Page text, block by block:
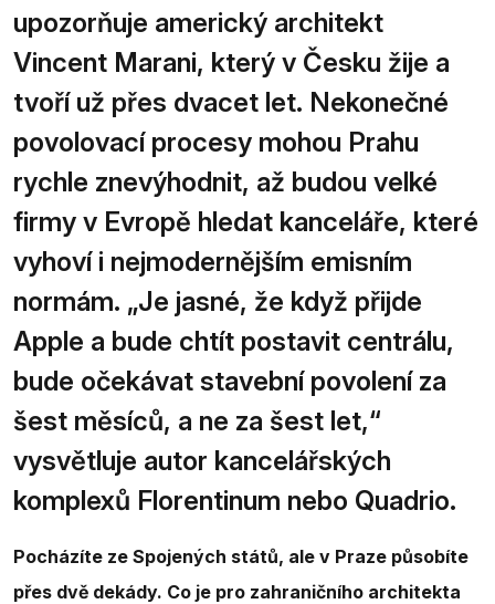
upozorňuje americký architekt
Vincent Marani, který v Česku žije a
tvoří už přes dvacet let. Nekonečné
povolovací procesy mohou Prahu
rychle znevýhodnit, až budou velké
firmy v Evropě hledat kanceláře, které
vyhoví i nejmodernějším emisním
normám. „Je jasné, že když přijde
Apple a bude chtít postavit centrálu,
bude očekávat stavební povolení za
šest měsíců, a ne za šest let,“
vysvětluje autor kancelářských
komplexů Florentinum nebo Quadrio.
Pocházíte ze Spojených států, ale v Praze působíte
přes dvě dekády. Co je pro zahraničního architekta